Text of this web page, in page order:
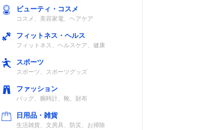
く ×
ー
×
ビューティ・コスメ
コスメ、美容家電、ヘアケア
フィットネス・ヘルス
フィットネス、ヘルスケア、健康
スポーツ
スポーツ、スポーツグッズ
ファッション
バッグ、腕時計、靴、財布
日用品・雑貨
生活雑貨、文房具、防災、お掃除